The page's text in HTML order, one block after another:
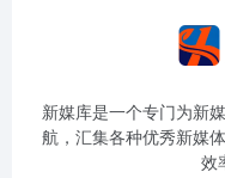
新媒库是一个专门为新
航，汇集各种优秀新媒
效